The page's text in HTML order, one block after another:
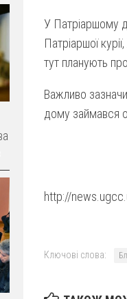
У Патріаршому
Патріаршої
тут планують
Важливо
дому займався
http://
Ключові слова: